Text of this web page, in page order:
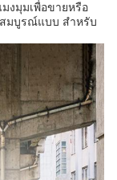
งมุมเพื่อขายหรือ
สมบูรณ์แบบ สําหรับ